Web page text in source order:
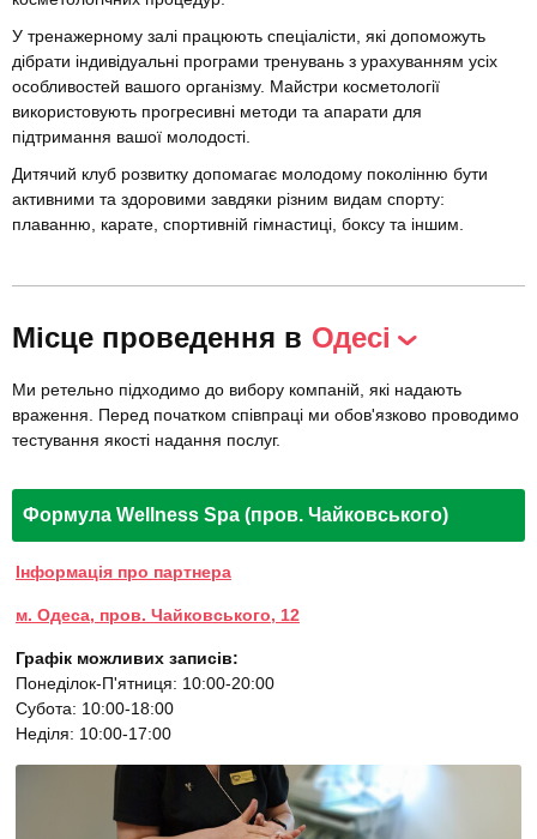
У тренажерному залі працюють спеціалісти, які допоможуть
дібрати індивідуальні програми тренувань з урахуванням усіх
особливостей вашого організму. Майстри косметології
використовують прогресивні методи та апарати для
підтримання вашої молодості.
Дитячий клуб розвитку допомагає молодому поколінню бути
активними та здоровими завдяки різним видам спорту:
плаванню, карате, спортивній гімнастиці, боксу та іншим.
Місце проведення в Одесі
Ми ретельно підходимо до вибору компаній, які надають
враження. Перед початком співпраці ми обов'язково проводимо
тестування якості надання послуг.
Формула Wellness Spa (пров. Чайковського)
Інформація про партнера
м. Одеса, пров. Чайковського, 12
Графік можливих записів:
Понеділок-П'ятниця: 10:00-20:00
Субота: 10:00-18:00
Неділя: 10:00-17:00